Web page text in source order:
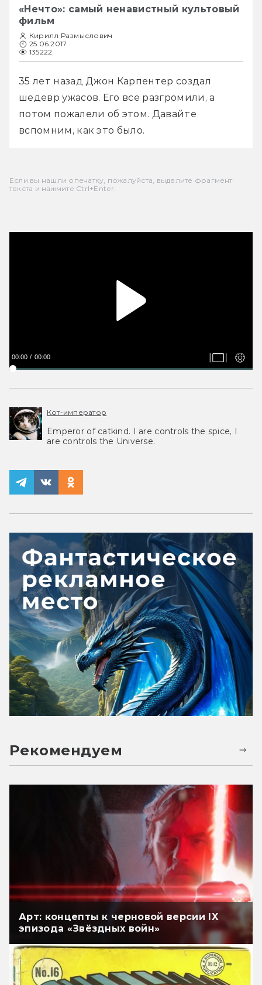
«Нечто»: самый ненавистный культовый
фильм
Кирилл Размыслович
25.06.2017
135222
35 лет назад Джон Карпентер создал
шедевр ужасов. Его все разгромили, а
потом пожалели об этом. Давайте
вспомним, как это было.
Если вы нашли опечатку, пожалуйста, выделите фрагмент
текста и нажмите Ctrl+Enter.
00:00 00:00
Кот-император
Emperor of catkind. I are controls the spice, I
are controls the Universe.
Рекомендуем
Арт: концепты к черновой версии IX
эпизода «Звёздных войн»